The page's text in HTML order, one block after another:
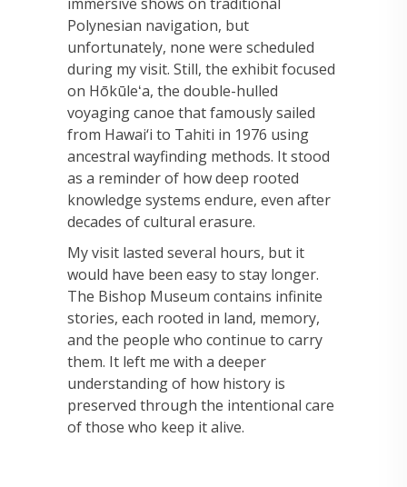
Polynesian navigation, but
unfortunately, none were scheduled
during my visit. Still, the exhibit focused
on Hōkūleʻa, the double-hulled
voyaging canoe that famously sailed
from Hawai‘i to Tahiti in 1976 using
ancestral wayfinding methods. It stood
as a reminder of how deep rooted
knowledge systems endure, even after
decades of cultural erasure.
My visit lasted several hours, but it
would have been easy to stay longer.
The Bishop Museum contains infinite
stories, each rooted in land, memory,
and the people who continue to carry
them. It left me with a deeper
understanding of how history is
preserved through the intentional care
of those who keep it alive.